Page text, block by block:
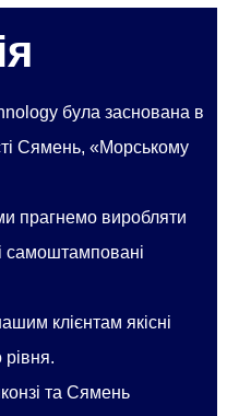
була заснована в
Сямень, «Морському
прагнемо виробляти
самоштамповані
клієнтам якісні
рівня.
та Сямень